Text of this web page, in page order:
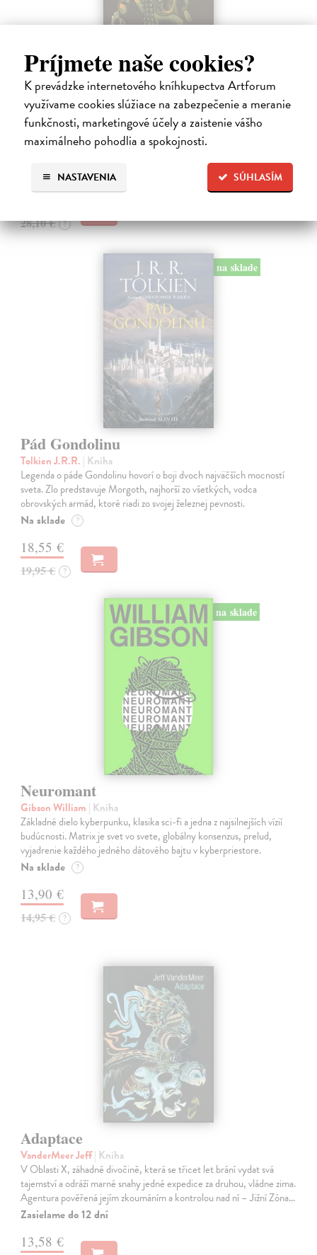
Príjmete naše cookies?
K prevádzke internetového kníhkupectva Artforum
využívame cookies slúžiace na zabezpečenie a meranie
funkčnosti, marketingové účely a zaistenie vášho
maximálneho pohodlia a spokojnosti.
SÚHLASÍM
NASTAVENIA
Absoluce
VanderMeer Jeff
| Kniha
Na začátku knihy se dozvídáme o záhadném a děsivém konci jedné
vědecké expedice – konci tajemně provázaném s budoucími
událostmi a s manipulativními praktikami tajemné státní agentury
Zasielame do 12 dní
28,10 € ?
na sklade
Pád Gondolinu
Tolkien J.R.R. | Kniha
Legenda o páde Gondolinu hovorí o boji dvoch najväčších mocností
sveta. Zlo predstavuje Morgoth, najhorší zo všetkých, vodca
obrovských armád, ktoré riadi zo svojej železnej pevnosti.
Na sklade ?
18,55 €
19,95 € ?
na sklade
Neuromant
Gibson William | Kniha
Základné dielo kyberpunku, klasika sci-fi a jedna z najsilnejších vízií
budúcnosti. Matrix je svet vo svete, globálny konsenzus, prelud,
vyjadrenie každého jedného dátového bajtu v kyberpriestore.
Na sklade ?
13,90 €
14,95 € ?
Adaptace
VanderMeer Jeff| Kniha
V Oblasti X, záhadné divočině, která se třicet let brání vydat svá
tajemství a odráží marné snahy jedné expedice za druhou, vládne zima.
Agentura pověřená jejím zkoumáním a kontrolou nad ní – Jižní Zóna…
Zasielame do 12 dní
13,58 €